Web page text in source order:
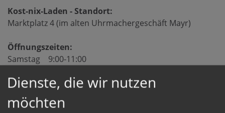
Kost-nix-Laden - Standort:
Marktplatz 4 (im alten Uhrmachergeschäft Mayr)
Öffnungszeiten:
Samstag 9:00-11:00
Freitag 16:00 - 18:00
Annahmeregeln
Dienste, die wir nutzen
möchten